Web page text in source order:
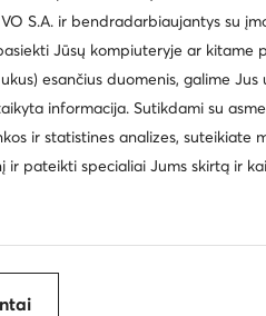
DC Shoes
Timberland
S.A. ir bendradarbiaujantys su
Jūsų kompiuteryje ar
esančius duomenis, galime
informacija. Sutikdami su
ir statistines analizes, suteikiate
ir pateikti specialiai Jums skirtą ir